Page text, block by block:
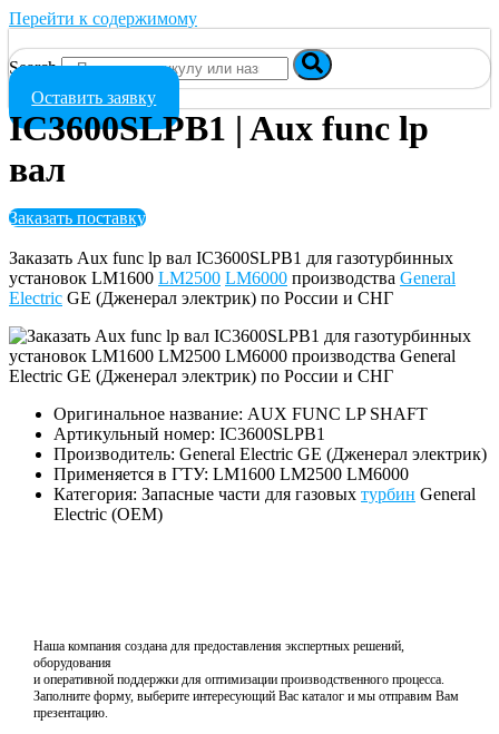
Перейти к содержимому
Search
Оставить заявку
IC3600SLPB1 | Aux func lp
вал
Заказать поставку
Заказать Aux func lp вал IC3600SLPB1 для газотурбинных
установок LM1600 LM2500 LM6000 производства General
Electric GE (Дженерал электрик) по России и СНГ
Оригинальное название: AUX FUNC LP SHAFT
Артикульный номер: IC3600SLPB1
Производитель: General Electric GE (Дженерал электрик)
Применяется в ГТУ: LM1600 LM2500 LM6000
Категория: Запасные части для газовых турбин General
Electric (OEM)
Наша компания создана для предоставления экспертных решений,
оборудования
и оперативной поддержки для оптимизации производственного процесса.
Заполните форму, выберите интересующий Вас каталог и мы отправим Вам
презентацию.